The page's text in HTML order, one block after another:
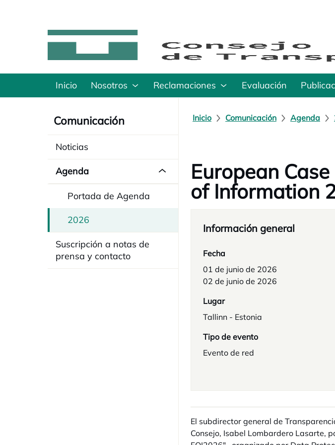
Inicio Nosotros Reclamaciones Evaluación
Comunicación
Noticias
Agenda
Portada de Agenda
2026
Suscripción a notas de
prensa y contacto
Inicio Comunicación Agenda
European
of Information
Información general
Fecha
01 de junio de 2026
02 de junio de 2026
Lugar
Tallinn - Estonia
Tipo de evento
Evento de red
El subdirector general de
Consejo, Isabel Lombardero Lasarte,